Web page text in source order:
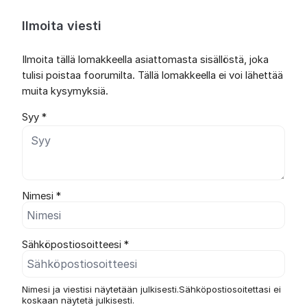
Ilmoita viesti
Ilmoita tällä lomakkeella asiattomasta sisällöstä, joka
tulisi poistaa foorumilta. Tällä lomakkeella ei voi lähettää
muita kysymyksiä.
Syy *
Nimesi *
Sähköpostiosoitteesi *
Nimesi ja viestisi näytetään julkisesti.Sähköpostiosoitettasi ei
koskaan näytetä julkisesti.